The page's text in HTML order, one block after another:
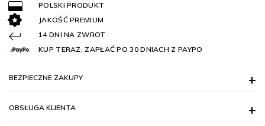
POLSKI PRODUKT
JAKOŚĆ PREMIUM
14 DNI NA ZWROT
KUP TERAZ, ZAPŁAĆ PO 30 DNIACH Z PAYPO
BEZPIECZNE ZAKUPY
OBSŁUGA KLIENTA